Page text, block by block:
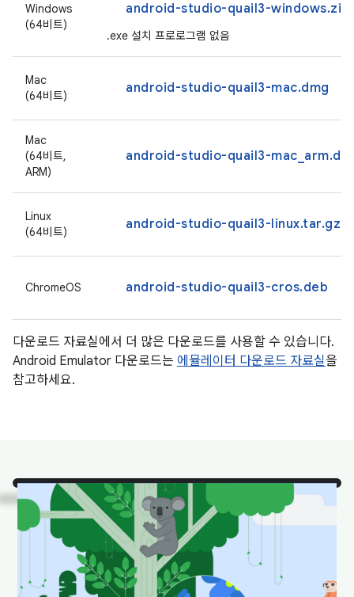
Windows
(64비트)
android-studio-quail3-windows.zip
.exe 설치 프로로그램 없음
Mac
(64비트)
android-studio-quail3-mac.dmg
Mac
(64비트,
ARM)
android-studio-quail3-
Linux
(64비트)
android-studio-quail3-linux.tar.gz
ChromeOS android-studio-quail3-cros.deb
다운로드 자료실에서 더 많은 다운로드를 사용할 수 있습니다.
Android Emulator 다운로드는 에뮬레이터 다운로드 자료실을
참고하세요.
보세요 . 자연 서식지에 있는
Android 스튜디오의 인기 동